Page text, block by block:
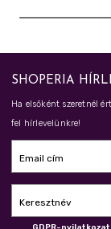
SHOPERIA
Ha elsőként szeretnél
fel hírlevelünkre!
Email cím
Keresztnév